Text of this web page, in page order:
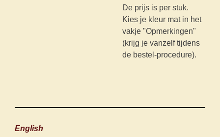
De prijs is per stuk.
Kies je kleur mat in het
vakje "Opmerkingen"
(krijg je vanzelf tijdens
de bestel-procedure).
English